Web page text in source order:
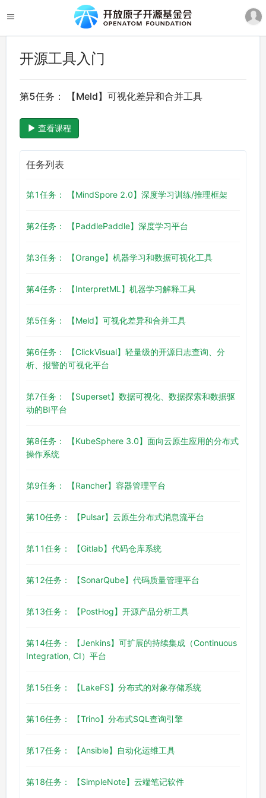
开源工具入门
第5任务： 【Meld】可视化差异和合并工具
查看课程
任务列表
第1任务： 【MindSpore 2.0】深度学习训练/推理框架
第2任务： 【PaddlePaddle】深度学习平台
第3任务： 【Orange】机器学习和数据可视化工具
第4任务： 【InterpretML】机器学习解释工具
第5任务： 【Meld】可视化差异和合并工具
第6任务： 【ClickVisual】轻量级的开源日志查询、分
析、报警的可视化平台
第7任务： 【Superset】数据可视化、数据探索和数据驱
动的BI平台
第8任务： 【KubeSphere 3.0】面向云原生应用的分布式
操作系统
第9任务： 【Rancher】容器管理平台
第10任务： 【Pulsar】云原生分布式消息流平台
第11任务： 【Gitlab】代码仓库系统
第12任务： 【SonarQube】代码质量管理平台
第13任务： 【PostHog】开源产品分析工具
第14任务： 【Jenkins】可扩展的持续集成（Continuous
Integration, CI）平台
第15任务： 【LakeFS】分布式的对象存储系统
第16任务： 【Trino】分布式SQL查询引擎
第17任务： 【Ansible】自动化运维工具
第18任务： 【SimpleNote】云端笔记软件